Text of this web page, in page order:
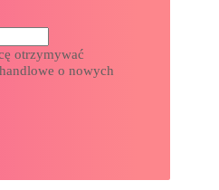
otrzymywać
o nowych